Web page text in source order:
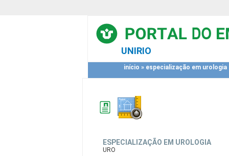
UNIRIO
início » especialização em urologia
ESPECIALIZAÇÃO EM UROLOGIA
URO